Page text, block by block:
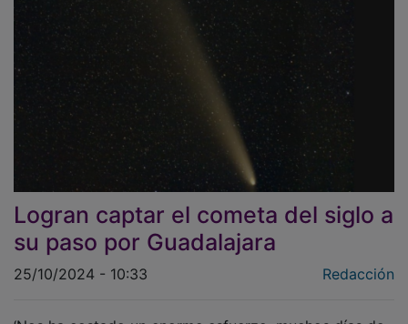
Logran captar el cometa del siglo a
su paso por Guadalajara
25/10/2024 - 10:33